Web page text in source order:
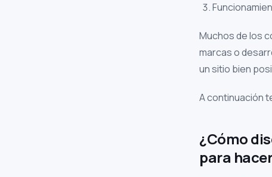
Muchos de los
marcas o
un sitio bien
A continuación
¿Cómo
para